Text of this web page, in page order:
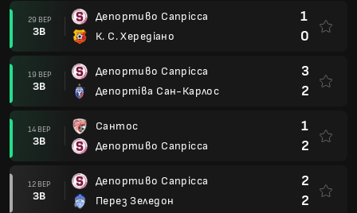
29 ВЕР
ЗВ
Депортиво Сапрісса
К. С. Хередіано
1
0
19 ВЕР
ЗВ
Депортиво Сапрісса
Депортіва Сан-Карлос
3
2
14 ВЕР
ЗВ
Сантос
Депортиво Сапрісса
1
2
12 ВЕР
ЗВ
Депортиво Сапрісса
Перез Зеледон
2
2